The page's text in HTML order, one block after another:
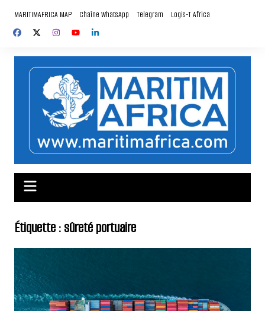
contenu
MARITIMAFRICA MAP Chaîne WhatsApp Telegram Logis-T Africa
Étiquette :sûreté portuaire